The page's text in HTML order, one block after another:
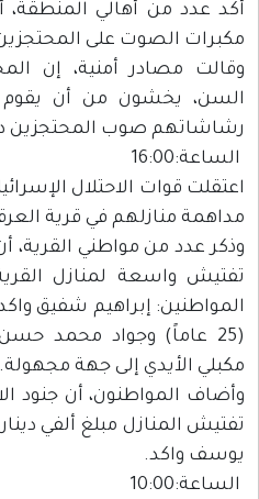
أكد عدد من أهالي المنطقة،
مكبرات الصوت على
وقالت مصادر أمنية، إن
السن، يخشون من أن يقوم
رشاشاتهم صوب المحتجزين
الساعة:16:00
اعتقلت قوات الاحتلال
مداهمة منازلهم في قرية
وذكر عدد من مواطني القرية،
تفتيش واسعة لمنازل
مكبلي الأيدي إلى جهة مجهولة.
وأضاف المواطنون، أن جنود
تفتيش المنازل مبلغ ألفي
يوسف واكد.
الساعة:10:00